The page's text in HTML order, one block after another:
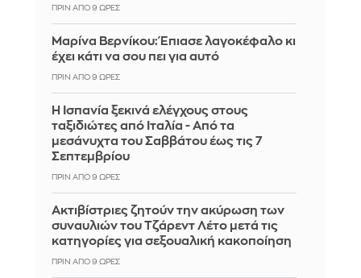
ΠΡΙΝ ΑΠΌ 9 ΏΡΕΣ
Μαρίνα Βερνίκου: Έπιασε λαγοκέφαλο κι
έχει κάτι να σου πει για αυτό
ΠΡΙΝ ΑΠΌ 9 ΏΡΕΣ
Η Ισπανία ξεκινά ελέγχους στους
ταξιδιώτες από Ιταλία - Από τα
μεσάνυχτα του Σαββάτου έως τις 7
Σεπτεμβρίου
ΠΡΙΝ ΑΠΌ 9 ΏΡΕΣ
Ακτιβίστριες ζητούν την ακύρωση των
συναυλιών του Τζάρεντ Λέτο μετά τις
κατηγορίες για σεξουαλική κακοποίηση
ΠΡΙΝ ΑΠΌ 9 ΏΡΕΣ